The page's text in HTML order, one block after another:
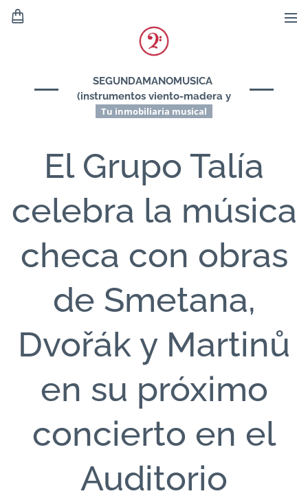
SEGUNDAMANOMUSICA
(instrumentos viento-madera y
viento-metal)
Tu inmobiliaria musical
El Grupo Talía
celebra la música
checa con obras
de Smetana,
Dvořák y Martinů
en su próximo
concierto en el
Auditorio